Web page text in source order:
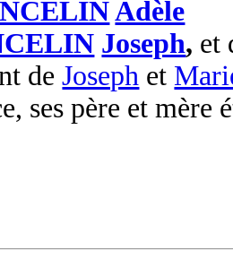
Adèle
Joseph, et
deJoseph et
ses père et mère